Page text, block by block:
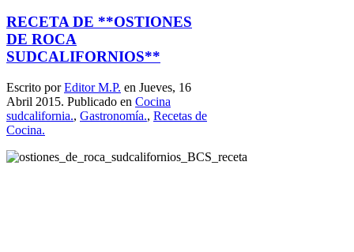
RECETA DE **OSTIONES
DE ROCA
SUDCALIFORNIOS**
Escrito porEditor M.P. en Jueves, 16
Abril 2015. Publicado en Cocina
sudcalifornia., Gastronomía., Recetas de
Cocina.